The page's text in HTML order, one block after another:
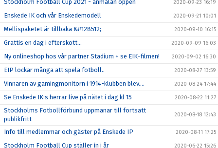
Stockholm Football Cup 2021 - anmälan öppen 2020-09-23 16:19
Enskede IK och vår Enskedemodell 2020-09-21 10:01
Mellispaketet är tillbaka &#128512; 2020-09-10 16:15
Grattis en dag i efterskott... 2020-09-09 16:03
Ny onlineshop hos vår partner Stadium + se EIK-filmen! 2020-09-02 16:30
EIP lockar många att spela fotboll.. 2020-08-27 13:59
Vinnaren av gamingmonitorn i 1914-klubben blev.... 2020-08-24 17:44
Se Enskede IK:s herrar live på nätet i dag kl 15 2020-08-22 11:27
Stockholms Fotbollförbund uppmanar till fortsatt
publikfritt
2020-08-18 12:43
Info till medlemmar och gäster på Enskede IP 2020-08-11 17:25
Stockholm Football Cup ställer in i år 2020-06-22 15:26